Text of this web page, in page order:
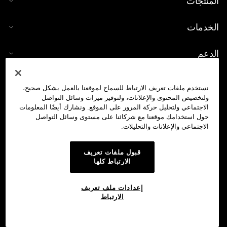
الخدمات
الدعم
حاسبة العملات الرقمية
تداول
نستخدم ملفات تعريف الارتباط للسماح لموقعنا بالعمل بشكل صحيح،
ولتخصيص المحتوى والإعلانات، ولتوفير ميزات وسائل التواصل
الاجتماعي ولتحليل حركة المرور على الموقع. ونشارك أيضًا المعلومات
حول استخدامك موقعنا مع شركائنا على مستوى وسائل التواصل
الاجتماعي والإعلانات والتحليلات.
قبول ملفات تعريف
الارتباط كلها
إعدادات ملف تعريف
الارتباط